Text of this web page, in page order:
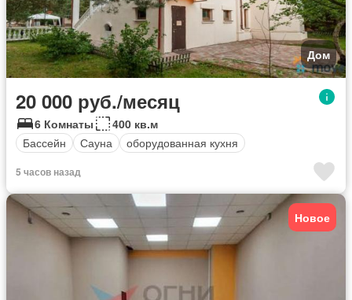
Дом
20 000 руб./месяц
6 Комнаты
400 кв.м
Бассейн
Сауна оборудованная кухня
5 часов назад
Новое